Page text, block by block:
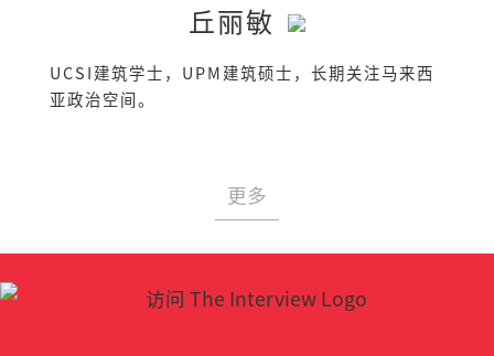
丘丽敏
UCSI建筑学士，UPM建筑硕士，长期关注马来西
亚政治空间。
更多